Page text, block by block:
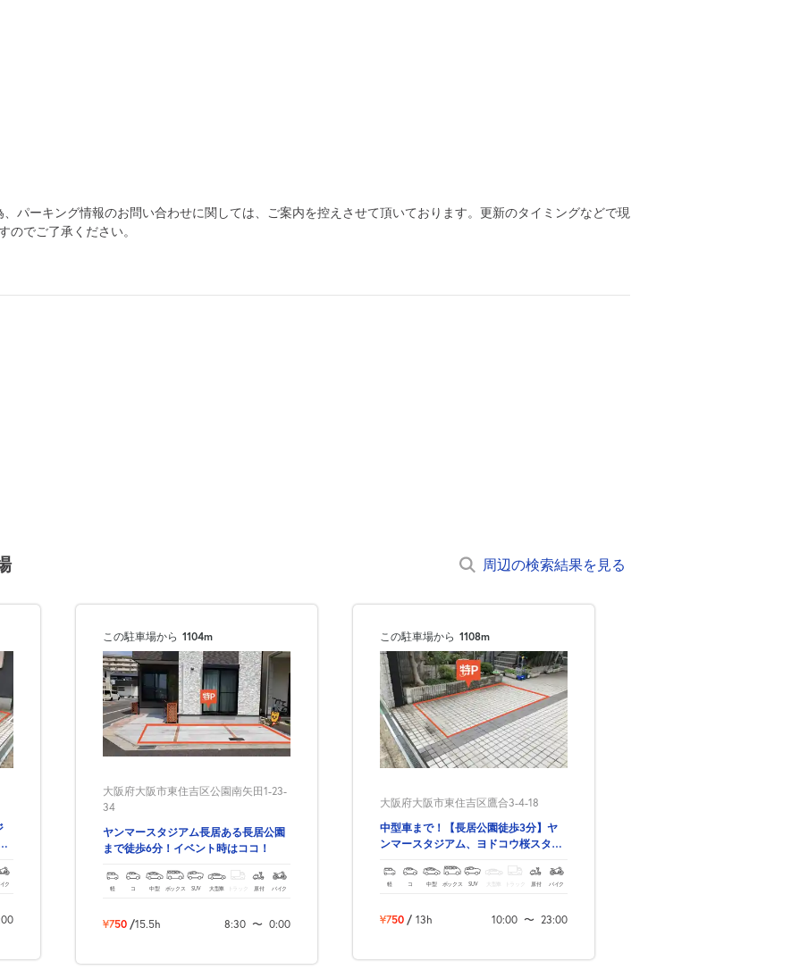
パーキング情報のお問い合わせに関しては、ご案内を控えさせて頂いております。更新のタイミングなどで現
のでご了承ください。
周辺の検索結果を見る
ク
この駐車場から 1104m
大阪府大阪市東住吉区公園南矢田1-23-
34
ヤンマースタジアム長居ある長居公園
まで徒歩6分！イベント時はココ！
軽 コ 中型 ボックス SUV 大型車 トラック 原付 バイク
¥750 /15.5h 8:30 〜 0:00
この駐車場から 1108m
大阪府大阪市東住吉区鷹合3-4-18
中型車まで！【長居公園徒歩3分】ヤ
ンマースタジアム、ヨドコウ桜スタジ
軽 コ 中型 ボックス SUV 大型車 トラック 原付 バイク
¥750 / 13h 10:00 〜 23:00